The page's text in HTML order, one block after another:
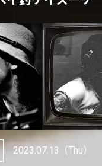
2023.07.13 （Thu）